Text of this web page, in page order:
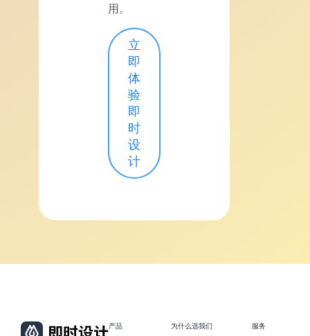
用。
立
即
体
验
即
时
设
计
产品 为什么选我们 服务